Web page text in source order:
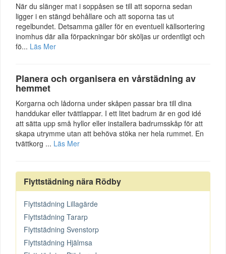
När du slänger mat i soppåsen se till att soporna sedan
ligger i en stängd behållare och att soporna tas ut
regelbundet. Detsamma gäller för en eventuell källsortering
inomhus där alla förpackningar bör sköljas ur ordentligt och
fö... Läs Mer
Planera och organisera en vårstädning av
hemmet
Korgarna och lådorna under skåpen passar bra till dina
handdukar eller tvättlappar. I ett litet badrum är en god idé
att sätta upp små hyllor eller installera badrumsskåp för att
skapa utrymme utan att behöva stöka ner hela rummet. En
tvättkorg ... Läs Mer
Flyttstädning nära Rödby
Flyttstädning Lillagärde
Flyttstädning Tararp
Flyttstädning Svenstorp
Flyttstädning Hjälmsa